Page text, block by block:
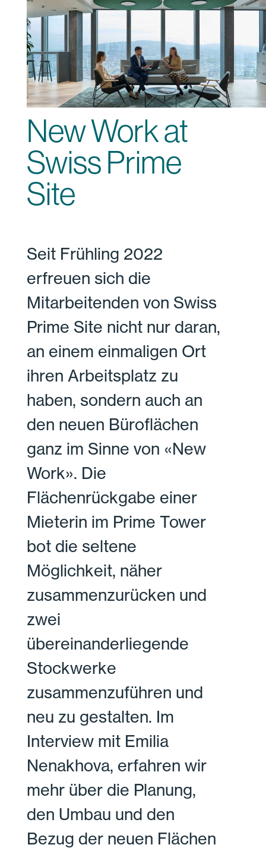
New Work at
Swiss Prime
Site
Seit Frühling 2022
erfreuen sich die
Mitarbeitenden von Swiss
Prime Site nicht nur daran,
an einem einmaligen Ort
ihren Arbeitsplatz zu
haben, sondern auch an
den neuen Büroflächen
ganz im Sinne von «New
Work». Die
Flächenrückgabe einer
Mieterin im Prime Tower
bot die seltene
Möglichkeit, näher
zusammenzurücken und
zwei
übereinanderliegende
Stockwerke
zusammenzuführen und
neu zu gestalten. Im
Interview mit Emilia
Nenakhova, erfahren wir
mehr über die Planung,
den Umbau und den
Bezug der neuen Flächen